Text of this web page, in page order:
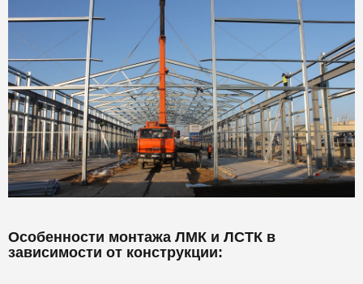
Особенности монтажа ЛМК и ЛСТК в
зависимости от конструкции: